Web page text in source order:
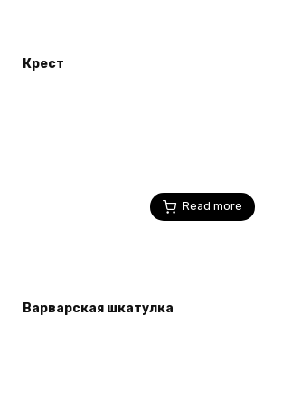
Крест
Read more
Варварская шкатулка